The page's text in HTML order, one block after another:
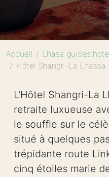
Accueil
Lhasa
Hôtel Shangri-La Lhassa
L'Hôtel Shangri-La
retraite luxueuse
le souffle sur le
situé à quelques
trépidante route
cinq étoiles marie